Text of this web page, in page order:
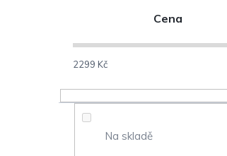
t
Cena
2299 Kč
Na skladě